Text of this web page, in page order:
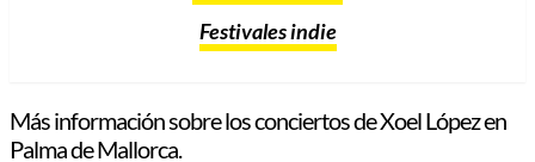
Festivales indie
Más información sobre los conciertos de Xoel López en
Palma de Mallorca.